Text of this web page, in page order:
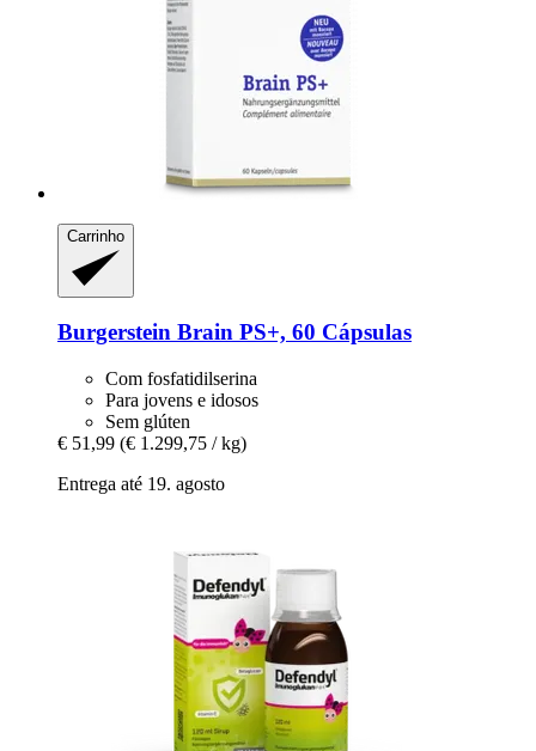
Carrinho
Burgerstein Brain PS+, 60 Cápsulas
Com fosfatidilserina
Para jovens e idosos
Sem glúten
€ 51,99 (€ 1.299,75 / kg)
Entrega até 19. agosto